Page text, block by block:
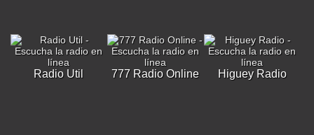
Radio Util 777 Radio Online Higuey Radio